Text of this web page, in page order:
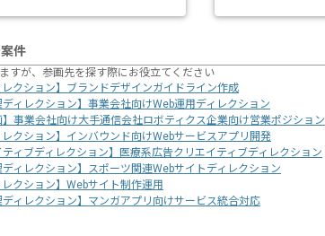
件
すが、参画先を探す際にお役立てください
レクション】ブランドデザインガイドライン作成
ディレクション】事業会社向けWeb運用ディレクション
】事業会社向け大手通信会社ロボティクス企業向け営業ポジション
レクション】インバウンド向けWebサービスアプリ開発
ティブディレクション】医療系広告クリエイティブディレクション
ディレクション】スポーツ関連Webサイトディレクション
レクション】Webサイト制作運用
ディレクション】マンガアプリ向けサービス統合対応